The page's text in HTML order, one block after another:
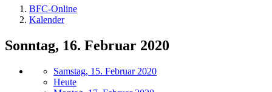
BFC-Online
Kalender
Sonntag, 16. Februar 2020
Samstag, 15. Februar 2020
Heute